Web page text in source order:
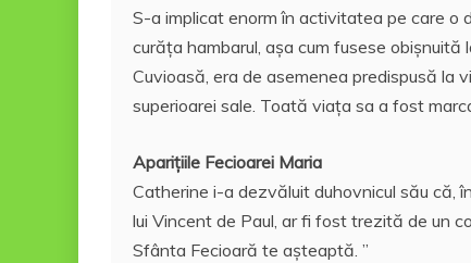
S-a implicat enorm în activitatea pe care o
curăța hambarul, aşa cum fusese obişnuită
Cuvioasă, era de asemenea predispusă la
superioarei sale. Toată viața sa a fost
Apariţiile Fecioarei Maria
Catherine i-a dezvăluit duhovnicul său că,
lui Vincent de Paul, ar fi fost trezită de un
Sfânta Fecioară te așteaptă. ”